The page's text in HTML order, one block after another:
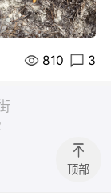
810 3
顶部